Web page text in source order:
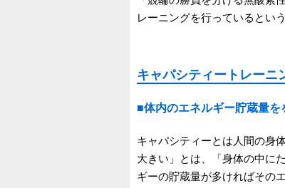
レーニングを行っているという
キャパシティートレーニ
■体内のエネルギー貯蔵量
キャパシティーとは人間の身
大きい」とは、「身体の中に
ギーの貯蔵量が多ければその